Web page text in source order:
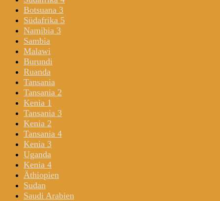
Botsuana 3
Südafrika 5
Namibia 3
Sambia
Malawi
Burundi
Ruanda
Tansania
Tansania 2
Kenia 1
Tansania 3
Kenia 2
Tansania 4
Kenia 3
Uganda
Kenia 4
Äthiopien
Sudan
Saudi Arabien